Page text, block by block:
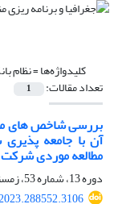
کلیدواژه‌ها =نظام
تعداد مقالات: 1
بررسی شاخص های
آن با جامعه
مطالعه موردی
دوره 13، شماره 53، زمستان 1402، صفحه